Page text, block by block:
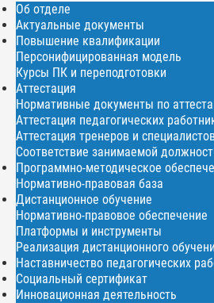
Об отделе
Актуальные документы
Повышение квалификации
Персонифицированная модель
Курсы ПК и переподготовки
Аттестация
Нормативные документы по
Аттестация педагогических
Аттестация тренеров и
Соответствие занимаемой
Программно-методическое
Нормативно-правовая база
Дистанционное обучение
Нормативно-правовое обеспечение
Платформы и инструменты
Реализация дистанционного
Наставничество педагогических
Социальный сертификат
Инновационная деятельность